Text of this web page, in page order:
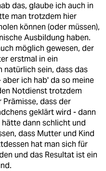
das, glaube ich auch in
man trotzdem hier
können (oder müssen),
Ausbildung haben.
möglich gewesen, der
erstmal in ein
natürlich sein, dass das
ich hab' da so meine
Notdienst trotzdem
Prämisse, dass der
geklärt wird - dann
hätte dann schlicht und
dass Mutter und Kind
hat man sich für
und das Resultat ist ein